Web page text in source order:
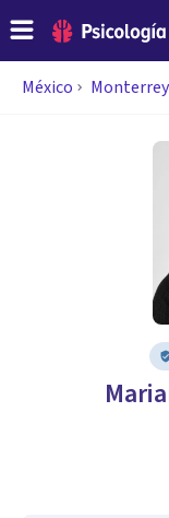
México Monterrey